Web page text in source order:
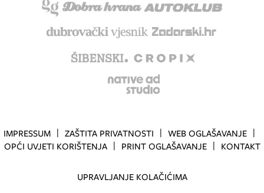
IMPRESSUM ZAŠTITA PRIVATNOSTI
WEB OGLAŠAVANJE
OPĆI UVJETI KORIŠTENJA
PRINT OGLAŠAVANJE KONTAKT
UPRAVLJANJE KOLAČIĆIMA